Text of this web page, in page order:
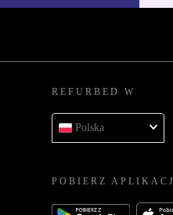
REFURBED W
Polska
POBIERZ